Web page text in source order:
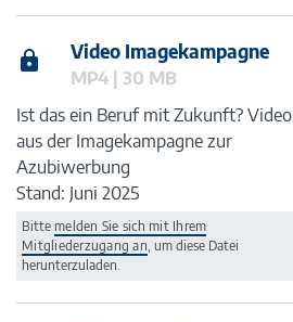
Video Imagekampagne
MP4 | 30 MB
Ist das ein Beruf mit Zukunft? Video
aus der Imagekampagne zur
Azubiwerbung
Stand: Juni 2025
Bitte melden Sie sich mit Ihrem
Mitgliederzugang an, um diese Datei
herunterzuladen.